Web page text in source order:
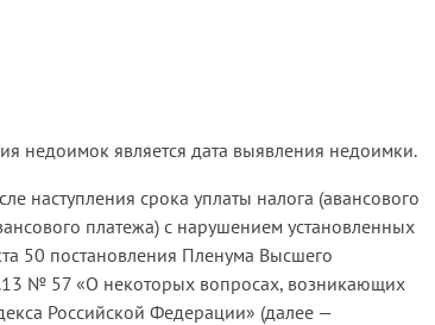
недоимок является дата выявления недоимки.
наступления срока уплаты налога (авансового
платежа) с нарушением установленных
50 постановления Пленума Высшего
№ 57 «О некоторых вопросах, возникающих
Российской Федерации» (далее —